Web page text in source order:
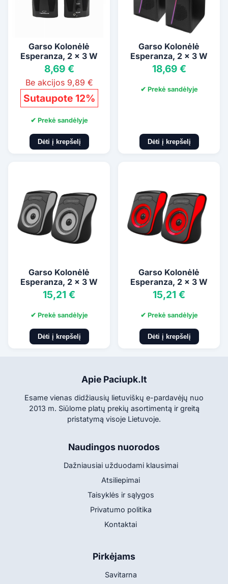
Garso Kolonėlė
Esperanza, 2 x 3 W
8,69 €
Be akcijos 9,89 €
Sutaupote 12%
✔ Prekė sandėlyje
Dėti į krepšelį
Garso Kolonėlė
Esperanza, 2 x 3 W
18,69 €
✔ Prekė sandėlyje
Dėti į krepšelį
Garso Kolonėlė
Esperanza, 2 x 3 W
15,21 €
✔ Prekė sandėlyje
Dėti į krepšelį
Garso Kolonėlė
Esperanza, 2 x 3 W
15,21 €
✔ Prekė sandėlyje
Dėti į krepšelį
Apie Paciupk.lt
Esame vienas didžiausių lietuviškų e-pardavėjų nuo
2013 m. Siūlome platų prekių asortimentą ir greitą
pristatymą visoje Lietuvoje.
Naudingos nuorodos
Dažniausiai užduodami klausimai
Atsiliepimai
Taisyklės ir sąlygos
Privatumo politika
Kontaktai
Pirkėjams
Savitarna